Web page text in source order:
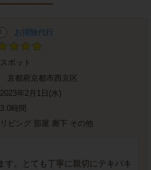
お掃除代行
スポット
京都府京都市西京区
2023年2月1日(水)
3.0時間
リビング 部屋 廊下 その他
す。とても丁寧に親切にテキパキ